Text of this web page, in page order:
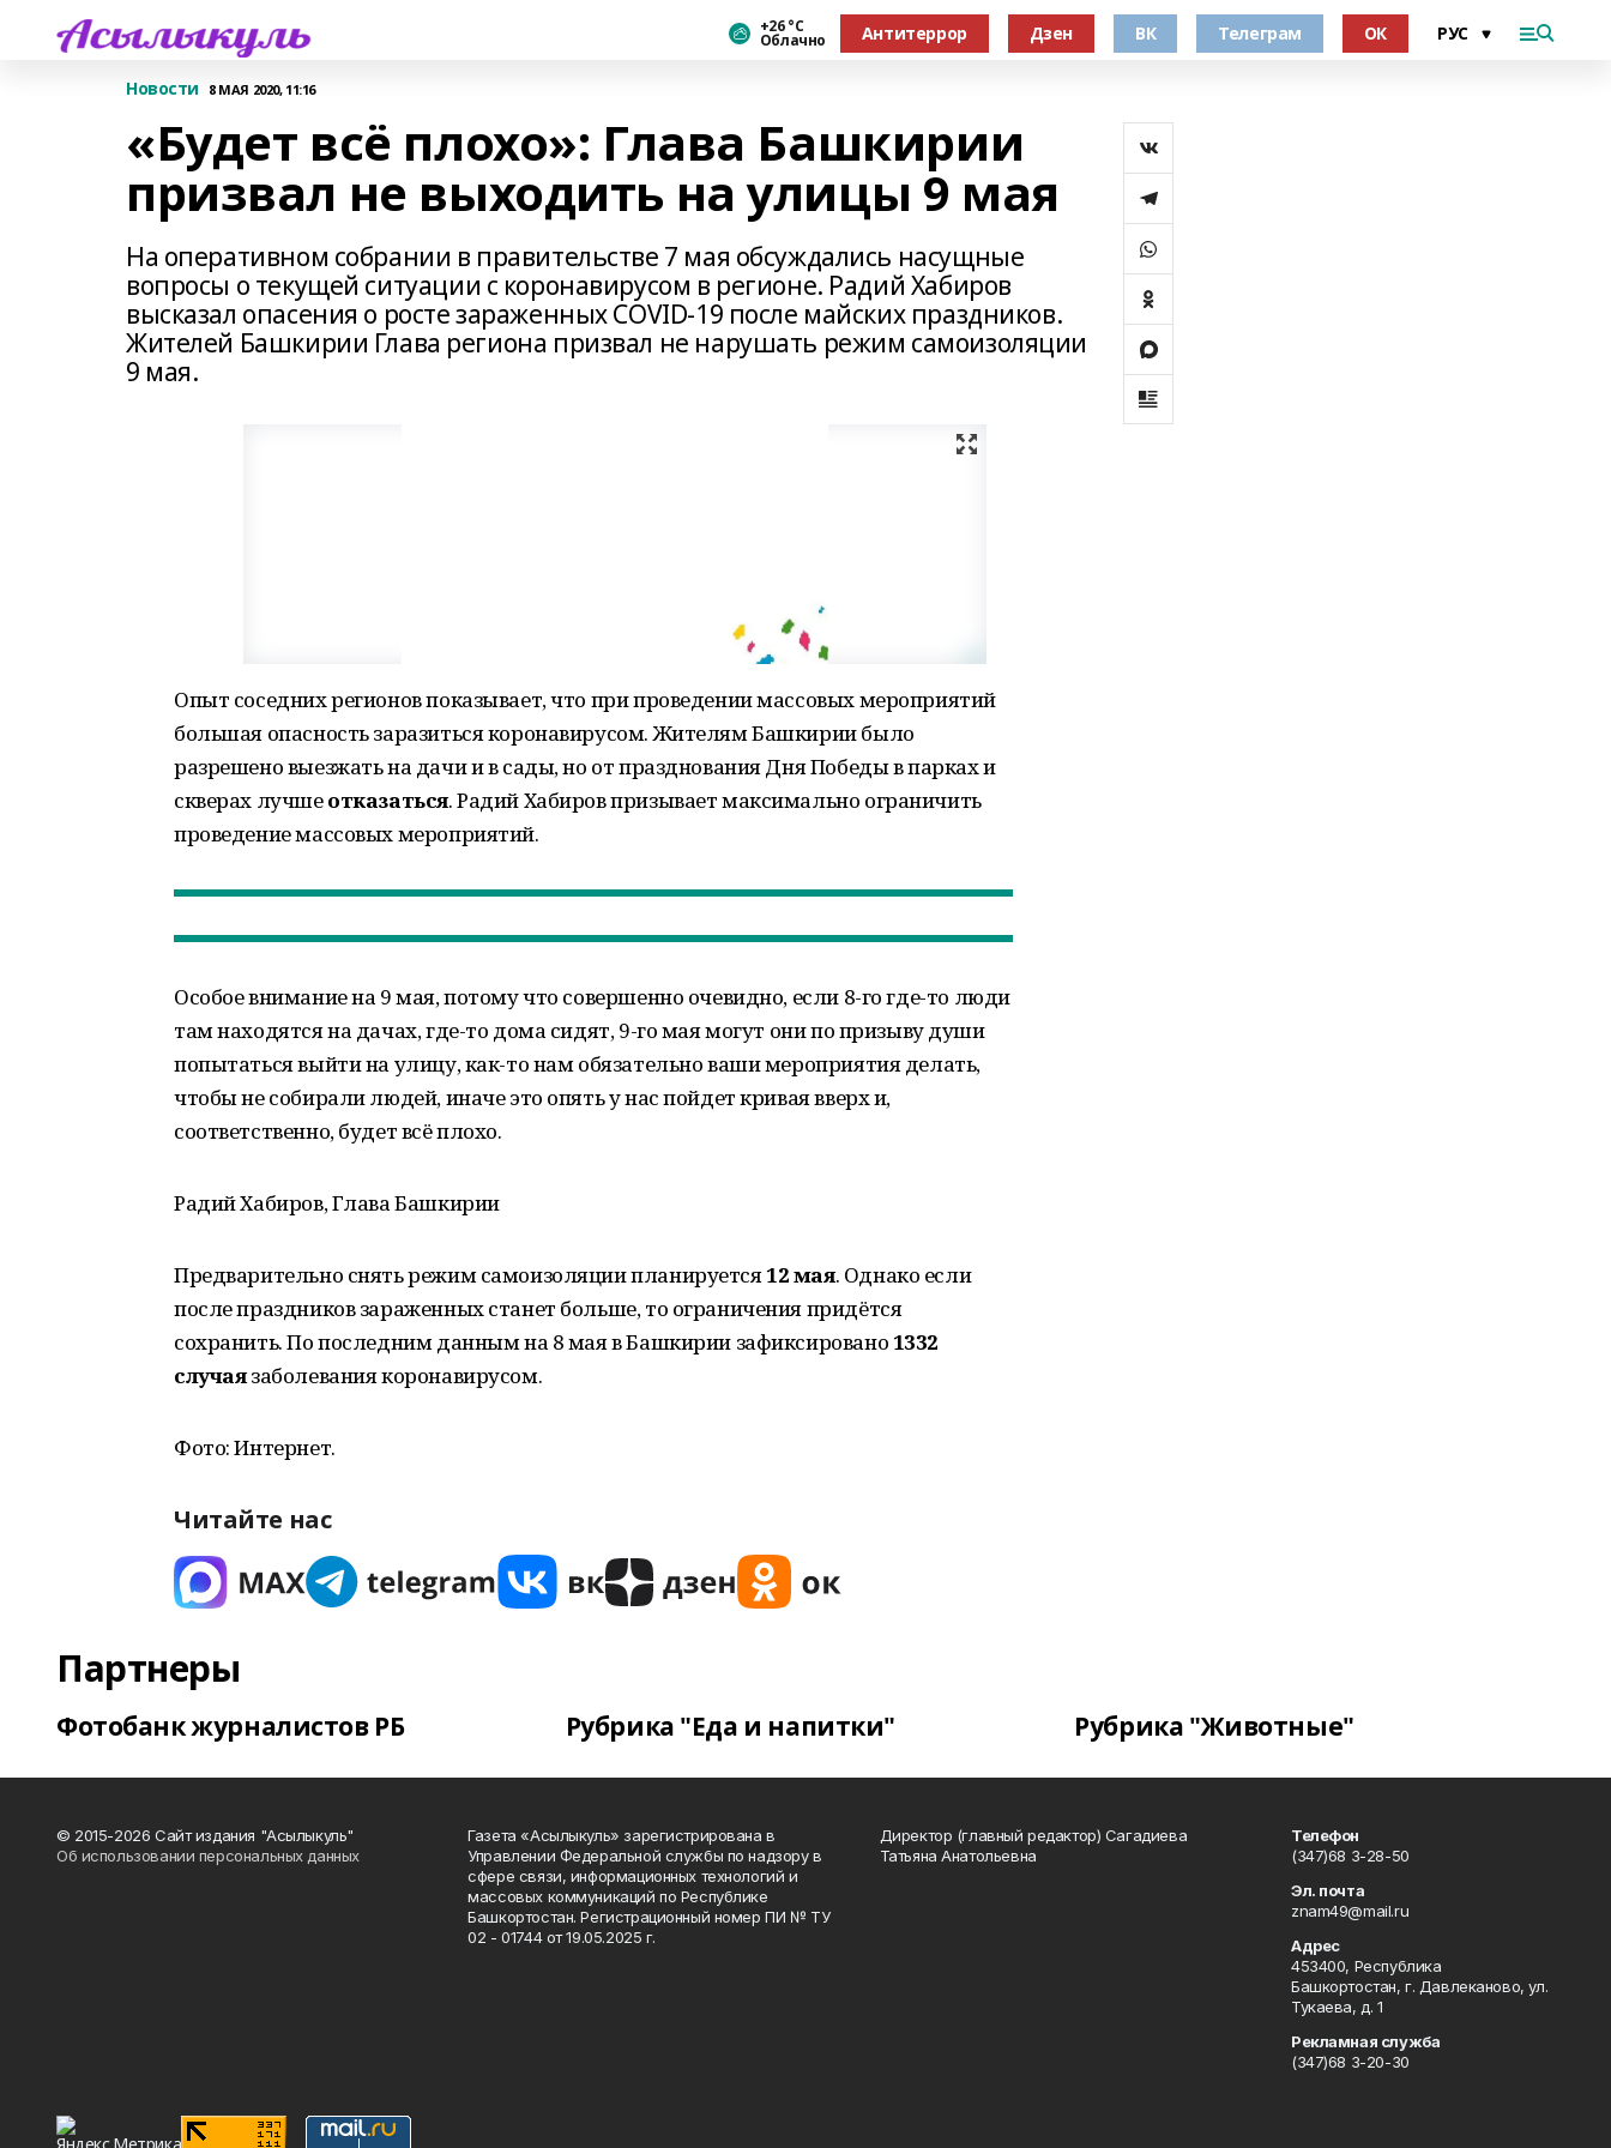
+26 °С
Облачно Антитеррор Дзен ВК Телеграм ОК
Новости 8 МАЯ 2020, 11:16
«Будет всё плохо»: Глава Башкирии
призвал не выходить на улицы 9 мая
На оперативном собрании в правительстве 7 мая обсуждались насущные
вопросы о текущей ситуации с коронавирусом в регионе. Радий Хабиров
высказал опасения о росте зараженных COVID-19 после майских праздников.
Жителей Башкирии Глава региона призвал не нарушать режим самоизоляции
9 мая.
Опыт соседних регионов показывает, что при проведении массовых мероприятий
большая опасность заразиться коронавирусом. Жителям Башкирии было
разрешено выезжать на дачи и в сады, но от празднования Дня Победы в парках и
скверах лучшеотказаться. Радий Хабиров призывает максимально ограничить
проведение массовых мероприятий.
Особое внимание на 9 мая, потому что совершенно очевидно, если 8-го где-то люди
там находятся на дачах, где-то дома сидят, 9-го мая могут они по призыву души
попытаться выйти на улицу, как-то нам обязательно ваши мероприятия делать,
чтобы не собирали людей, иначе это опять у нас пойдет кривая вверх и,
соответственно, будет всё плохо.
Радий Хабиров, Глава Башкирии
Предварительно снять режим самоизоляции планируется12 мая. Однако если
после праздников зараженных станет больше, то ограничения придётся
сохранить. По последним данным на 8 мая в Башкирии зафиксировано 1332
случаязаболевания коронавирусом.
Фото: Интернет.
Читайте нас
Партнеры
Фотобанк журналистов РБ Рубрика "Еда и напитки" Рубрика "Животные"
© 2015-2026 Сайт издания "Асылыкуль"
Об использовании персональных данных
Газета «Асылыкуль» зарегистрирована в
Управлении Федеральной службы по надзору в
сфере связи, информационных технологий и
массовых коммуникаций по Республике
Башкортостан. Регистрационный номер ПИ № ТУ
02 - 01744 от 19.05.2025 г.
Директор (главный редактор) Сагадиева
Татьяна Анатольевна
Телефон
(347)68 3-28-50
Эл. почта
znam49@mail.ru
Адрес
453400, Республика
Башкортостан, г. Давлеканово, ул.
Тукаева, д. 1
Рекламная служба
(347)68 3-20-30